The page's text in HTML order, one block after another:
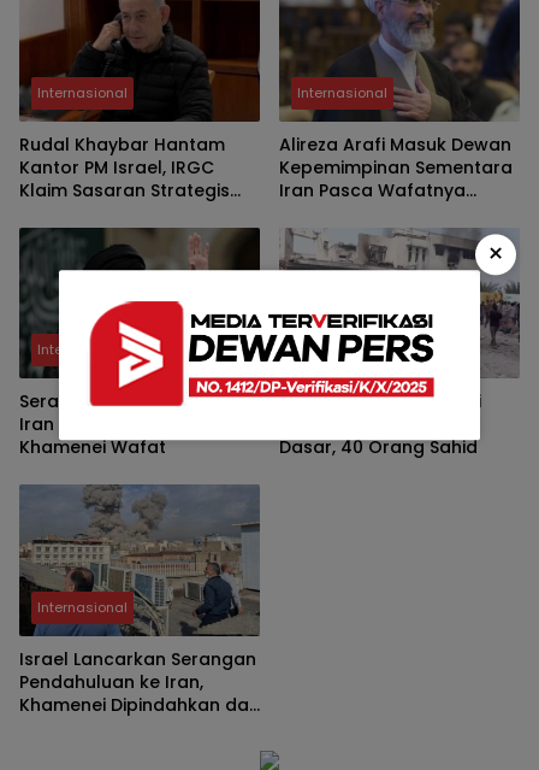
Internasional
Rudal Khaybar Hantam
Kantor PM Israel, IRGC
Klaim Sasaran Strategis
Internasional
Alireza Arafi Masuk Dewan
Kepemimpinan Sementara
Iran Pasca Wafatnya
Internasional
Serangan AS–Israel, Media
Iran Klaim Ayatollah Ali
Khamenei Wafat
Internasional
Serangan Israel – AS di
Dasar, 40 Orang Sahid
Internasional
Israel Lancarkan Serangan
Pendahuluan ke Iran,
Khamenei Dipindahkan dari
×